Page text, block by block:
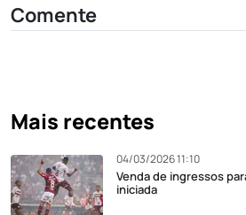
Comente
Mais recentes
04/03/2026 11:10
Venda de ingressos
iniciada